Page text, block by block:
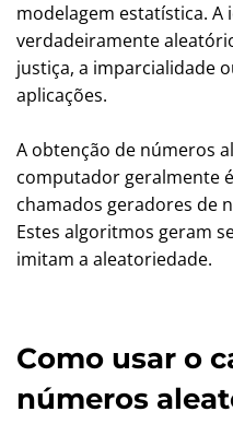
modelagem estatística. A
verdadeiramente
justiça, a imparcialidade
aplicações.
A obtenção de números
computador geralmente
chamados geradores de
Estes algoritmos geram
imitam a aleatoriedade.
Como usar o
números